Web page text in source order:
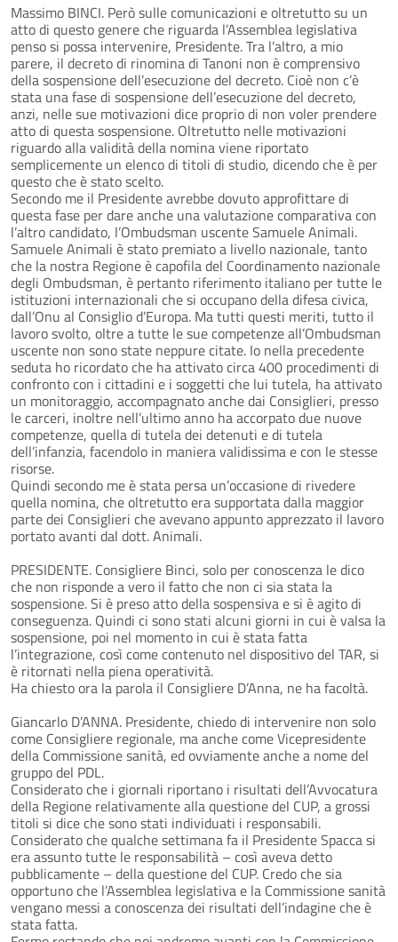
Massimo BINCI. Però sulle comunicazioni e oltretutto su un
atto di questo genere che riguarda l’Assemblea legislativa
penso si possa intervenire, Presidente. Tra l’altro, a mio
parere, il decreto di rinomina di Tanoni non è comprensivo
della sospensione dell’esecuzione del decreto. Cioè non c’è
stata una fase di sospensione dell’esecuzione del decreto,
anzi, nelle sue motivazioni dice proprio di non voler prendere
atto di questa sospensione. Oltretutto nelle motivazioni
riguardo alla validità della nomina viene riportato
semplicemente un elenco di titoli di studio, dicendo che è per
questo che è stato scelto.
Secondo me il Presidente avrebbe dovuto approfittare di
questa fase per dare anche una valutazione comparativa con
l’altro candidato, l’Ombudsman uscente Samuele Animali.
Samuele Animali è stato premiato a livello nazionale, tanto
che la nostra Regione è capofila del Coordinamento nazionale
degli Ombudsman, è pertanto riferimento italiano per tutte le
istituzioni internazionali che si occupano della difesa civica,
dall’Onu al Consiglio d’Europa. Ma tutti questi meriti, tutto il
lavoro svolto, oltre a tutte le sue competenze all’Ombudsman
uscente non sono state neppure citate. Io nella precedente
seduta ho ricordato che ha attivato circa 400 procedimenti di
confronto con i cittadini e i soggetti che lui tutela, ha attivato
un monitoraggio, accompagnato anche dai Consiglieri, presso
le carceri, inoltre nell’ultimo anno ha accorpato due nuove
competenze, quella di tutela dei detenuti e di tutela
dell’infanzia, facendolo in maniera validissima e con le stesse
risorse.
Quindi secondo me è stata persa un’occasione di rivedere
quella nomina, che oltretutto era supportata dalla maggior
parte dei Consiglieri che avevano appunto apprezzato il lavoro
portato avanti dal dott. Animali.
PRESIDENTE. Consigliere Binci, solo per conoscenza le dico
che non risponde a vero il fatto che non ci sia stata la
sospensione. Si è preso atto della sospensiva e si è agito di
conseguenza. Quindi ci sono stati alcuni giorni in cui è valsa la
sospensione, poi nel momento in cui è stata fatta
l’integrazione, così come contenuto nel dispositivo del TAR, si
è ritornati nella piena operatività.
Ha chiesto ora la parola il Consigliere D’Anna, ne ha facoltà.
Giancarlo D’ANNA. Presidente, chiedo di intervenire non solo
come Consigliere regionale, ma anche come Vicepresidente
della Commissione sanità, ed ovviamente anche a nome del
gruppo del PDL.
Considerato che i giornali riportano i risultati dell’Avvocatura
della Regione relativamente alla questione del CUP, a grossi
titoli si dice che sono stati individuati i responsabili.
Considerato che qualche settimana fa il Presidente Spacca si
era assunto tutte le responsabilità – così aveva detto
pubblicamente – della questione del CUP. Credo che sia
opportuno che l’Assemblea legislativa e la Commissione sanità
vengano messi a conoscenza dei risultati dell’indagine che è
stata fatta.